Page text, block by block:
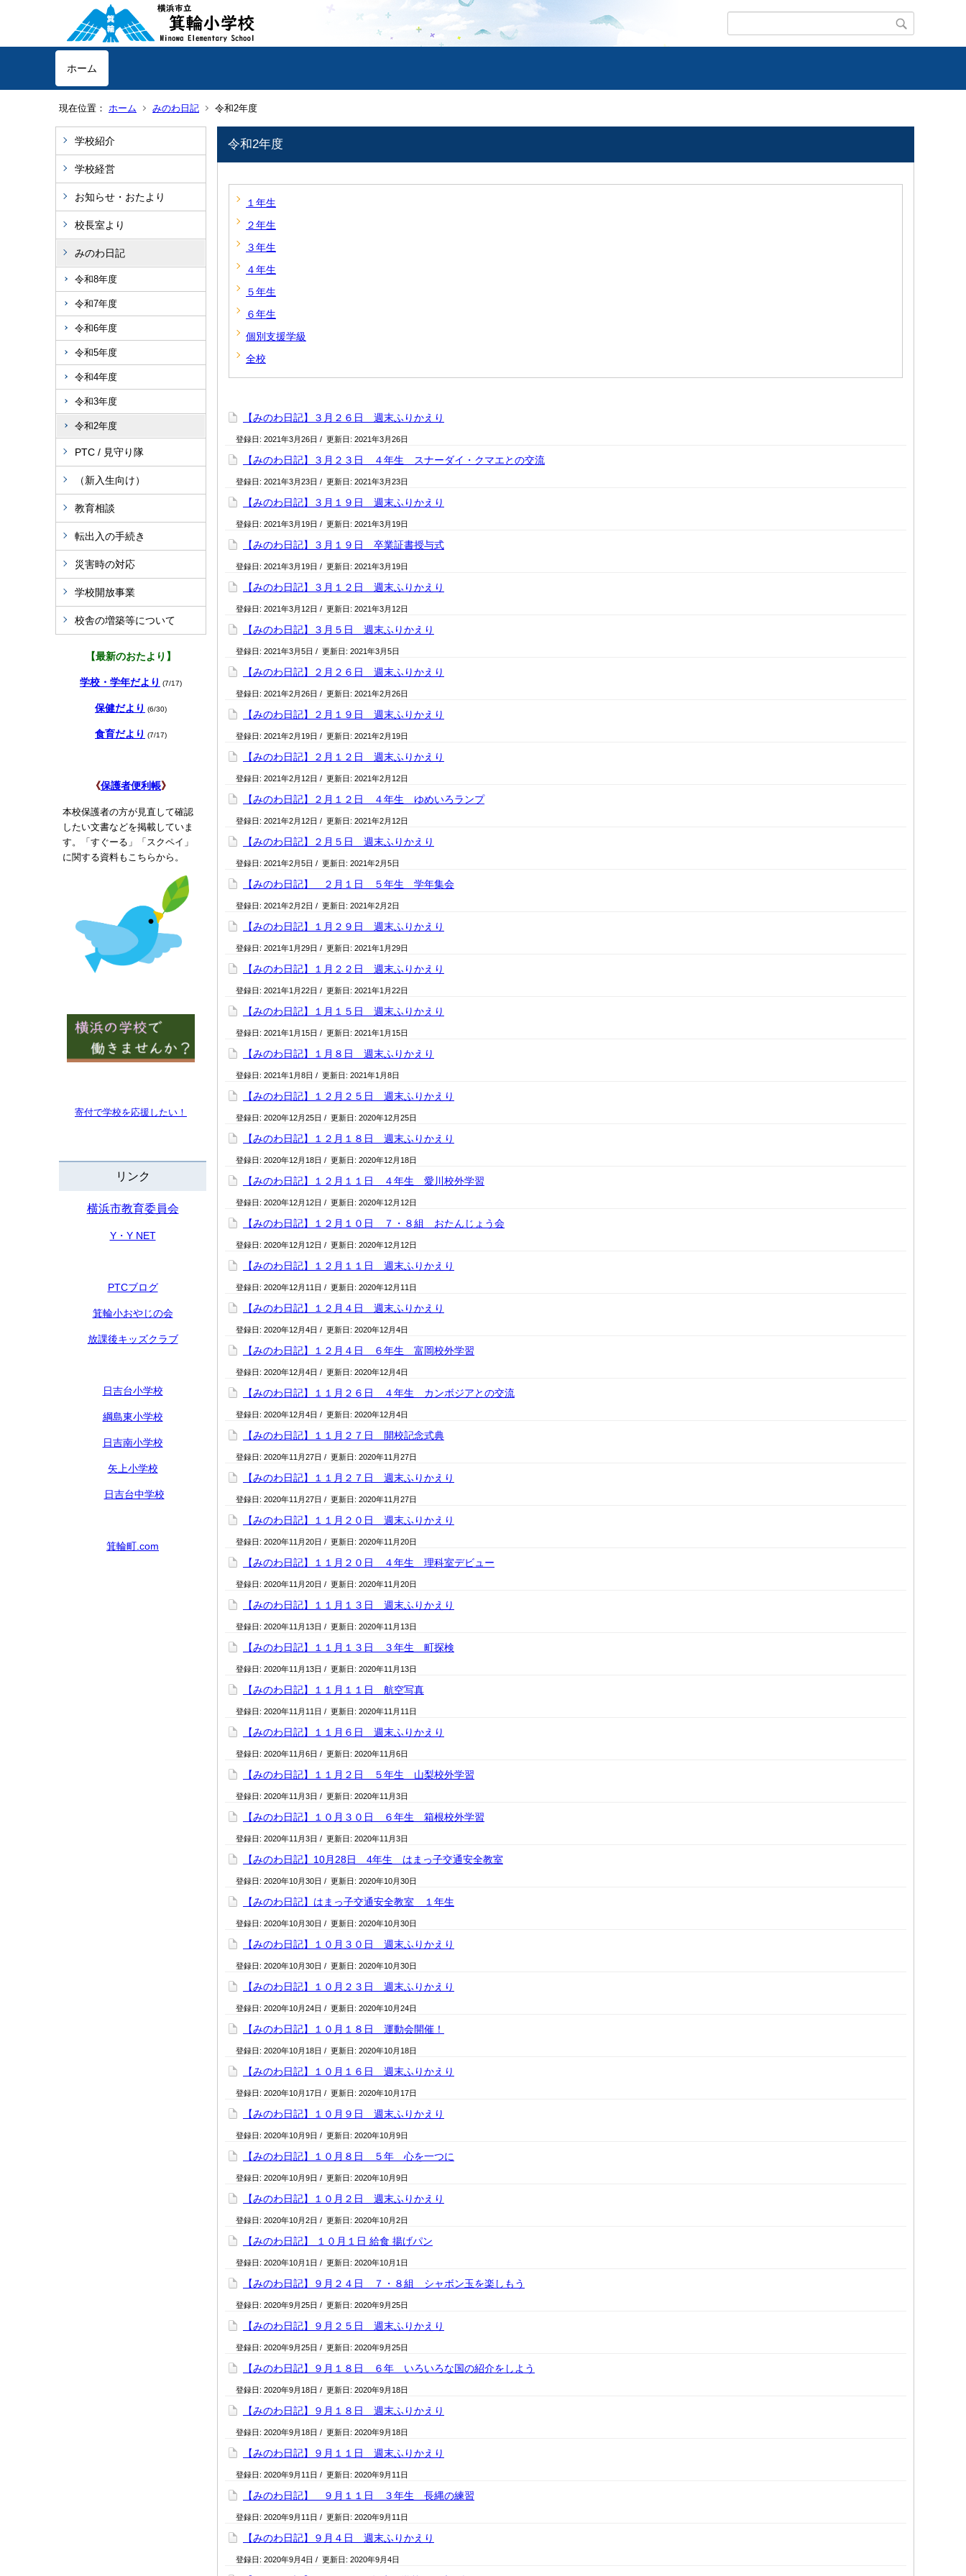
ホーム
現在位置： ホーム みのわ日記 令和2年度
学校紹介
学校経営
お知らせ・おたより
校長室より
みのわ日記
令和8年度
令和7年度
令和6年度
令和5年度
令和4年度
令和3年度
令和2年度
PTC / 見守り隊
（新入生向け）
教育相談
転出入の手続き
災害時の対応
学校開放事業
校舎の増築等について
【最新のおたより】
学校・学年だより (7/17)
保健だより (6/30)
食育だより (7/17)
《保護者便利帳》
本校保護者の方が見直して確認
したい文書などを掲載していま
す。「すぐーる」「スクペイ」
に関する資料もこちらから。
寄付で学校を応援したい！
リンク
横浜市教育委員会
Y・Y NET
PTCブログ
箕輪小おやじの会
放課後キッズクラブ
日吉台小学校
綱島東小学校
日吉南小学校
矢上小学校
日吉台中学校
箕輪町.com
令和2年度
１年生
２年生
３年生
４年生
５年生
６年生
個別支援学級
全校
【みのわ日記】３月２６日 週末ふりかえり
登録日: 2021年3月26日 / 更新日: 2021年3月26日
【みのわ日記】３月２３日 ４年生 スナーダイ・クマエとの交流
登録日: 2021年3月23日 / 更新日: 2021年3月23日
【みのわ日記】３月１９日 週末ふりかえり
登録日: 2021年3月19日 / 更新日: 2021年3月19日
【みのわ日記】３月１９日 卒業証書授与式
登録日: 2021年3月19日 / 更新日: 2021年3月19日
【みのわ日記】３月１２日 週末ふりかえり
登録日: 2021年3月12日 / 更新日: 2021年3月12日
【みのわ日記】３月５日 週末ふりかえり
登録日: 2021年3月5日 / 更新日: 2021年3月5日
【みのわ日記】２月２６日 週末ふりかえり
登録日: 2021年2月26日 / 更新日: 2021年2月26日
【みのわ日記】２月１９日 週末ふりかえり
登録日: 2021年2月19日 / 更新日: 2021年2月19日
【みのわ日記】２月１２日 週末ふりかえり
登録日: 2021年2月12日 / 更新日: 2021年2月12日
【みのわ日記】２月１２日 ４年生 ゆめいろランプ
登録日: 2021年2月12日 / 更新日: 2021年2月12日
【みのわ日記】２月５日 週末ふりかえり
登録日: 2021年2月5日 / 更新日: 2021年2月5日
【みのわ日記】 ２月１日 ５年生 学年集会
登録日: 2021年2月2日 / 更新日: 2021年2月2日
【みのわ日記】１月２９日 週末ふりかえり
登録日: 2021年1月29日 / 更新日: 2021年1月29日
【みのわ日記】１月２２日 週末ふりかえり
登録日: 2021年1月22日 / 更新日: 2021年1月22日
【みのわ日記】１月１５日 週末ふりかえり
登録日: 2021年1月15日 / 更新日: 2021年1月15日
【みのわ日記】１月８日 週末ふりかえり
登録日: 2021年1月8日 / 更新日: 2021年1月8日
【みのわ日記】１２月２５日 週末ふりかえり
登録日: 2020年12月25日 / 更新日: 2020年12月25日
【みのわ日記】１２月１８日 週末ふりかえり
登録日: 2020年12月18日 / 更新日: 2020年12月18日
【みのわ日記】１２月１１日 ４年生 愛川校外学習
登録日: 2020年12月12日 / 更新日: 2020年12月12日
【みのわ日記】１２月１０日 ７・８組 おたんじょう会
登録日: 2020年12月12日 / 更新日: 2020年12月12日
【みのわ日記】１２月１１日 週末ふりかえり
登録日: 2020年12月11日 / 更新日: 2020年12月11日
【みのわ日記】１２月４日 週末ふりかえり
登録日: 2020年12月4日 / 更新日: 2020年12月4日
【みのわ日記】１２月４日 ６年生 富岡校外学習
登録日: 2020年12月4日 / 更新日: 2020年12月4日
【みのわ日記】１１月２６日 ４年生 カンボジアとの交流
登録日: 2020年12月4日 / 更新日: 2020年12月4日
【みのわ日記】１１月２７日 開校記念式典
登録日: 2020年11月27日 / 更新日: 2020年11月27日
【みのわ日記】１１月２７日 週末ふりかえり
登録日: 2020年11月27日 / 更新日: 2020年11月27日
【みのわ日記】１１月２０日 週末ふりかえり
登録日: 2020年11月20日 / 更新日: 2020年11月20日
【みのわ日記】１１月２０日 ４年生 理科室デビュー
登録日: 2020年11月20日 / 更新日: 2020年11月20日
【みのわ日記】１１月１３日 週末ふりかえり
登録日: 2020年11月13日 / 更新日: 2020年11月13日
【みのわ日記】１１月１３日 ３年生 町探検
登録日: 2020年11月13日 / 更新日: 2020年11月13日
【みのわ日記】１１月１１日 航空写真
登録日: 2020年11月11日 / 更新日: 2020年11月11日
【みのわ日記】１１月６日 週末ふりかえり
登録日: 2020年11月6日 / 更新日: 2020年11月6日
【みのわ日記】１１月２日 ５年生 山梨校外学習
登録日: 2020年11月3日 / 更新日: 2020年11月3日
【みのわ日記】１０月３０日 ６年生 箱根校外学習
登録日: 2020年11月3日 / 更新日: 2020年11月3日
【みのわ日記】10月28日 4年生 はまっ子交通安全教室
登録日: 2020年10月30日 / 更新日: 2020年10月30日
【みのわ日記】はまっ子交通安全教室 １年生
登録日: 2020年10月30日 / 更新日: 2020年10月30日
【みのわ日記】１０月３０日 週末ふりかえり
登録日: 2020年10月30日 / 更新日: 2020年10月30日
【みのわ日記】１０月２３日 週末ふりかえり
登録日: 2020年10月24日 / 更新日: 2020年10月24日
【みのわ日記】１０月１８日 運動会開催！
登録日: 2020年10月18日 / 更新日: 2020年10月18日
【みのわ日記】１０月１６日 週末ふりかえり
登録日: 2020年10月17日 / 更新日: 2020年10月17日
【みのわ日記】１０月９日 週末ふりかえり
登録日: 2020年10月9日 / 更新日: 2020年10月9日
【みのわ日記】１０月８日 ５年 心を一つに
登録日: 2020年10月9日 / 更新日: 2020年10月9日
【みのわ日記】１０月２日 週末ふりかえり
登録日: 2020年10月2日 / 更新日: 2020年10月2日
【みのわ日記】 １０月１日 給食 揚げパン
登録日: 2020年10月1日 / 更新日: 2020年10月1日
【みのわ日記】９月２４日 ７・８組 シャボン玉を楽しもう
登録日: 2020年9月25日 / 更新日: 2020年9月25日
【みのわ日記】９月２５日 週末ふりかえり
登録日: 2020年9月25日 / 更新日: 2020年9月25日
【みのわ日記】９月１８日 ６年 いろいろな国の紹介をしよう
登録日: 2020年9月18日 / 更新日: 2020年9月18日
【みのわ日記】９月１８日 週末ふりかえり
登録日: 2020年9月18日 / 更新日: 2020年9月18日
【みのわ日記】９月１１日 週末ふりかえり
登録日: 2020年9月11日 / 更新日: 2020年9月11日
【みのわ日記】 ９月１１日 ３年生 長縄の練習
登録日: 2020年9月11日 / 更新日: 2020年9月11日
【みのわ日記】９月４日 週末ふりかえり
登録日: 2020年9月4日 / 更新日: 2020年9月4日